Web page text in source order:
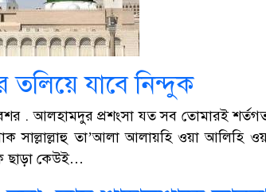
তলিয়ে যাবে নিন্দুক
. আলহামদুর প্রশংসা যত সব তোমারই
সাল্লাল্লাহু তা’আলা আলায়হি ওয়া আলিহি
ছাড়া কেউই…